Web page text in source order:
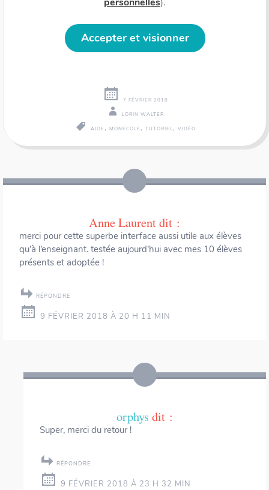
Accepter et visionner
7 FÉVRIER 2018
LORIN WALTER
AIDE , MONECOLE , TUTORIEL, VIDÉO
des
Anne Laurentdit :
merci pour cette superbe interface aussi utile aux élèves
qu’à l’enseignant. testée aujourd’hui avec mes 10 élèves
présents et adoptée !
RÉPONDRE
9 FÉVRIER 2018 À 20 H 11 MIN
orphys dit :
Super, merci du retour !
RÉPONDRE
9 FÉVRIER 2018 À 23 H 32 MIN